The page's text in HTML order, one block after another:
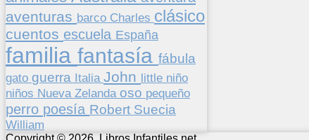
aventuras barco Charles clásico
cuentos escuela España
familia fantasía fábula
gato guerra Italia John little niño
niños Nueva Zelanda oso pequeño
perro poesía Robert Suecia
William